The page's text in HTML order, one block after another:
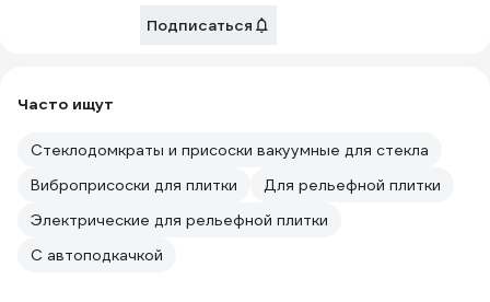
Подписаться
Часто ищут
Стеклодомкраты и присоски вакуумные для стекла
Виброприсоски для плитки
Для рельефной плитки
Электрические для рельефной плитки
С автоподкачкой